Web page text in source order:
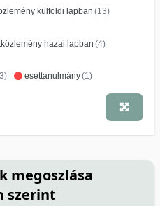
külföldi lapban (13)
hazai lapban (4)
esettanulmány(1)
megoszlása
szerint